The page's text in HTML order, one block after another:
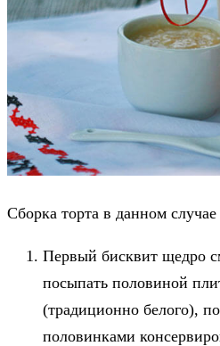
Сборка торта в данном случае
Первый бисквит щедро
посыпать половиной
(традиционно белого),
половинками